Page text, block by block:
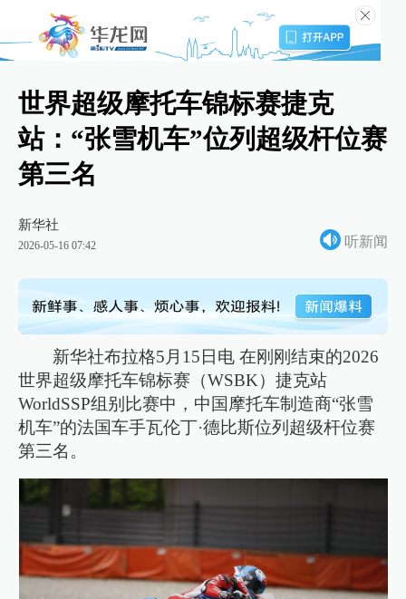
世界超级摩托车锦标赛捷克
站：“张雪机车”位列超级杆位赛
第三名
新华社
2026-05-16 07:42 听新闻
新华社布拉格5月15日电 在刚刚结束的2026
世界超级摩托车锦标赛（WSBK）捷克站
WorldSSP组别比赛中，中国摩托车制造商“张雪
机车”的法国车手瓦伦丁·德比斯位列超级杆位赛
第三名。